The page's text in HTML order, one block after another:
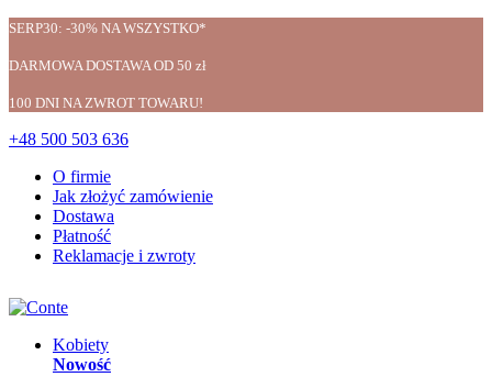
SERP30: -30% NA WSZYSTKO*
DARMOWA DOSTAWA OD 50 zł
100 DNI NA ZWROT TOWARU!
+48 500 503 636
O firmie
Jak złożyć zamówienie
Dostawa
Płatność
Reklamacje i zwroty
Kobiety
Nowość